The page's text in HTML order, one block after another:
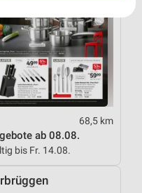
68,5 km
ab 08.08.
bis Fr. 14.08.
Auswahl von